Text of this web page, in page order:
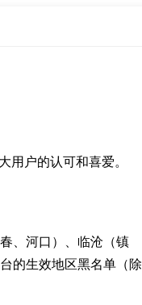
用户的认可和喜爱。
、河口）、临沧（镇
的生效地区黑名单（除